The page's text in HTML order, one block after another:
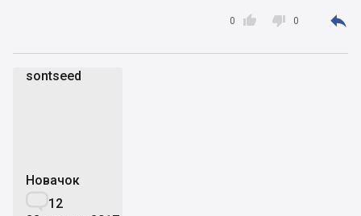

0  0 
sontseed
Новачок
12